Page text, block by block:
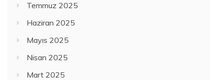
Temmuz 2025
Haziran 2025
Mayıs 2025
Nisan 2025
Mart 2025